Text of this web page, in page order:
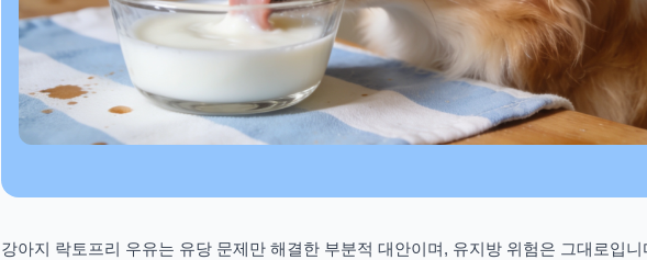
강아지 락토프리 우유는 유당 문제만 해결한 부분적 대안이며, 유지방 위험은 그대로입